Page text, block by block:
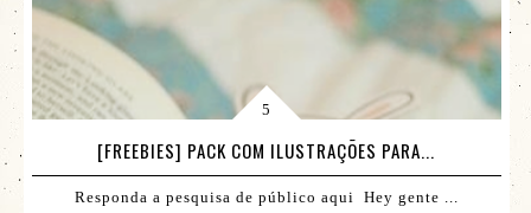
[FREEBIES] PACK COM ILUSTRAÇÕES PARA...
Responda a pesquisa de público aqui Hey gente ...